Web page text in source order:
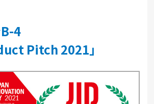
4
Pitch 2021」